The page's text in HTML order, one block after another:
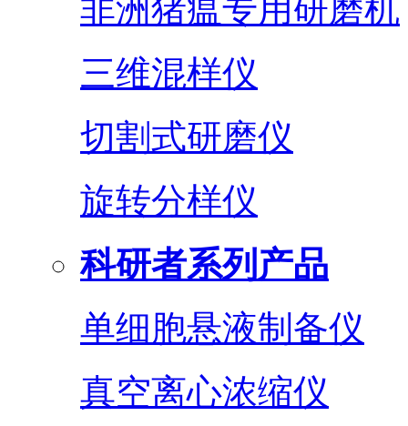
非洲猪瘟专用研磨机
三维混样仪
切割式研磨仪
旋转分样仪
科研者系列产品
单细胞悬液制备仪
真空离心浓缩仪